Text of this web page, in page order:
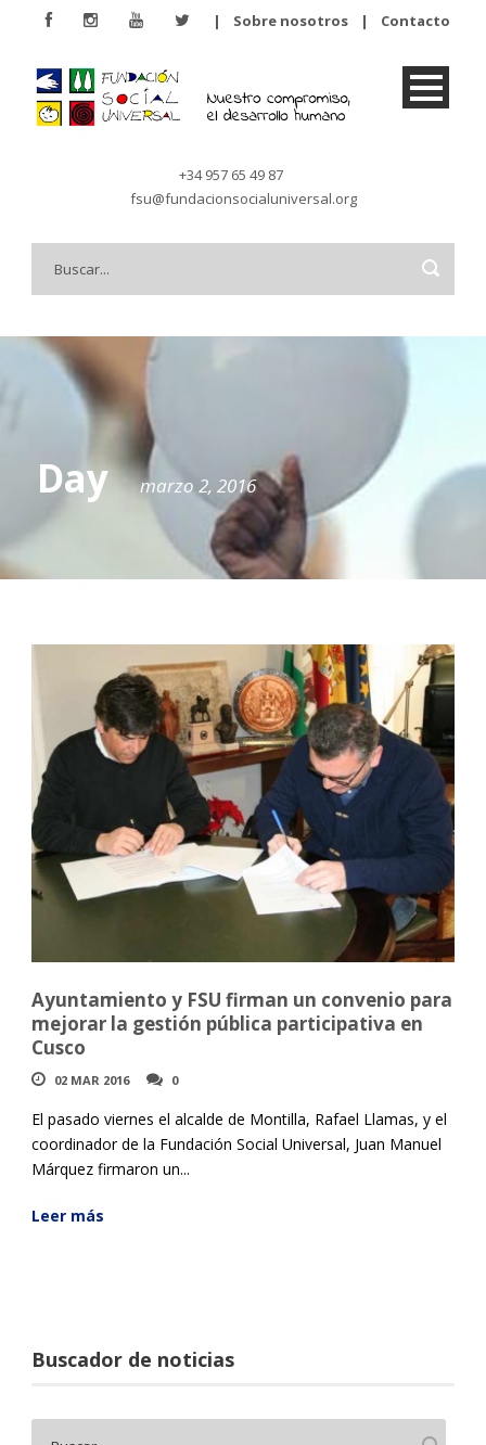
| Sobre nosotros | Contacto
+34 957 65 49 87
fsu@fundacionsocialuniversal.org
Day marzo 2, 2016
Ayuntamiento y FSU firman un convenio para
mejorar la gestión pública participativa en
Cusco
02 MAR 2016 0
El pasado viernes el alcalde de Montilla, Rafael Llamas, y el
coordinador de la Fundación Social Universal, Juan Manuel
Márquez firmaron un...
Leer más
Buscador de noticias